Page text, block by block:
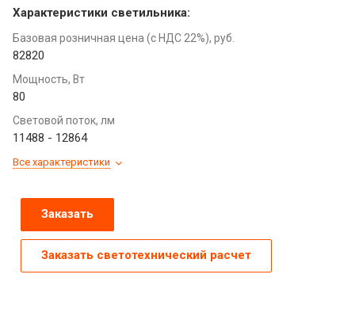
Характеристики светильника:
Базовая розничная цена (с НДС 22%), руб.
82820
Мощность, Вт
80
Световой поток, лм
11488 - 12864
Все характеристики
Заказать
Заказать светотехнический расчет